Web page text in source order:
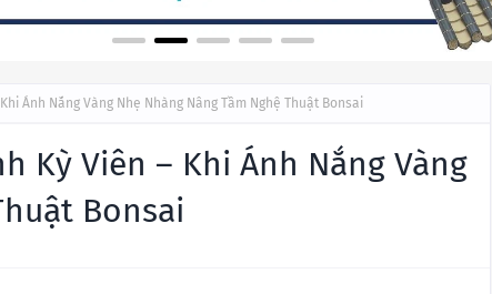
Ánh Nắng Vàng Nhẹ Nhàng Nâng Tầm Nghệ Thuật Bonsai
Kỳ Viên – Khi Ánh Nắng Vàng
Bonsai